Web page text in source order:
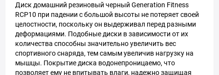
Диск домашний резиновый черный Generation Fitness
RCP10 при падении с большой высоты не потеряет своей
целостности, поскольку он выдерживал перед разными
деформациями. Подобные диски в зависимости от их
количества способны значительно увеличить вес
спортивного снаряда, тем самым увеличив нагрузку на
мышцы. Покрытие диска водонепроницаемо, что
позволяет ему не впитывать влаги, надежно защищая